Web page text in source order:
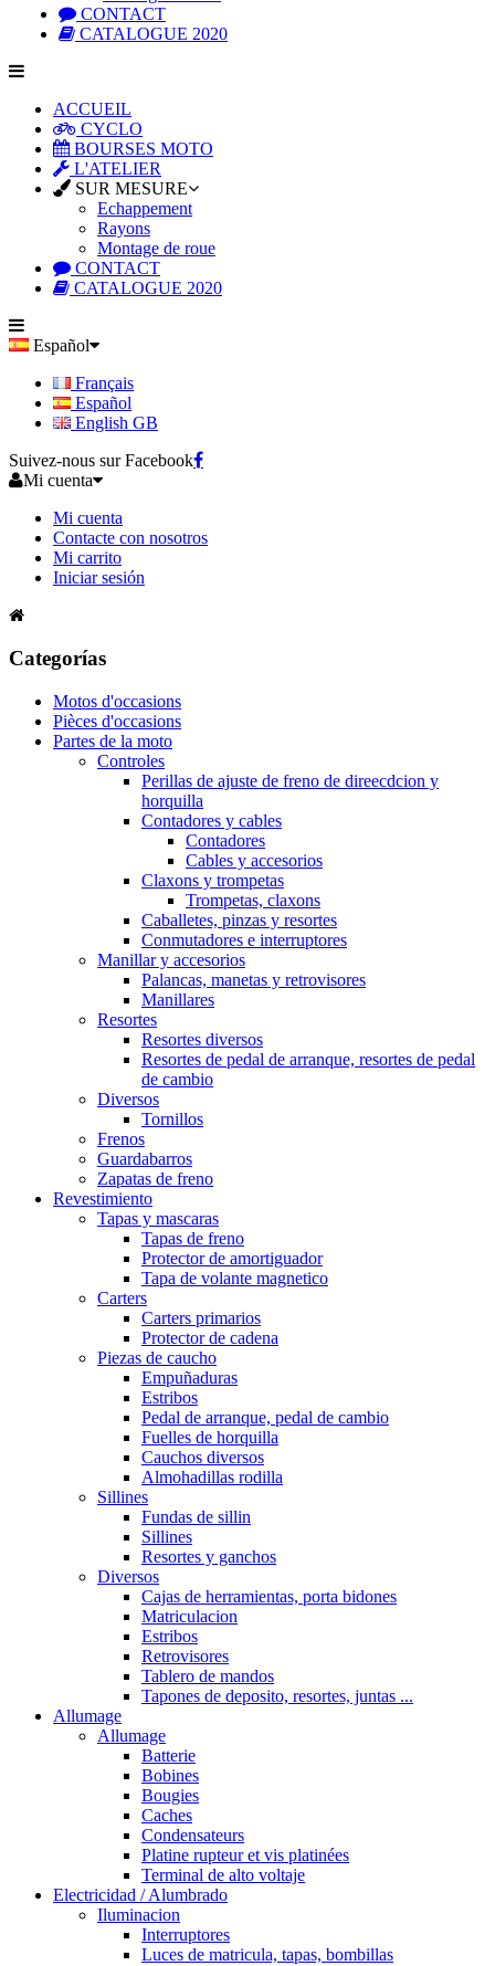
CONTACT
CATALOGUE 2020
ACCUEIL
CYCLO
BOURSES MOTO
L'ATELIER
SUR MESURE
Echappement
Rayons
Montage de roue
CONTACT
CATALOGUE 2020
Español
Français
Español
English GB
Suivez-nous sur Facebook
Mi cuenta
Mi cuenta
Contacte con nosotros
Mi carrito
Iniciar sesión
Categorías
Motos d'occasions
Pièces d'occasions
Partes de la moto
Controles
Perillas de ajuste de freno de direecdcion y
horquilla
Contadores y cables
Contadores
Cables y accesorios
Claxons y trompetas
Trompetas, claxons
Caballetes, pinzas y resortes
Conmutadores e interruptores
Manillar y accesorios
Palancas, manetas y retrovisores
Manillares
Resortes
Resortes diversos
Resortes de pedal de arranque, resortes de pedal
de cambio
Diversos
Tornillos
Frenos
Guardabarros
Zapatas de freno
Revestimiento
Tapas y mascaras
Tapas de freno
Protector de amortiguador
Tapa de volante magnetico
Carters
Carters primarios
Protector de cadena
Piezas de caucho
Empuñaduras
Estribos
Pedal de arranque, pedal de cambio
Fuelles de horquilla
Cauchos diversos
Almohadillas rodilla
Sillines
Fundas de sillin
Sillines
Resortes y ganchos
Diversos
Cajas de herramientas, porta bidones
Matriculacion
Estribos
Retrovisores
Tablero de mandos
Tapones de deposito, resortes, juntas ...
Allumage
Allumage
Batterie
Bobines
Bougies
Caches
Condensateurs
Platine rupteur et vis platinées
Terminal de alto voltaje
Electricidad / Alumbrado
Iluminacion
Interruptores
Luces de matricula, tapas, bombillas